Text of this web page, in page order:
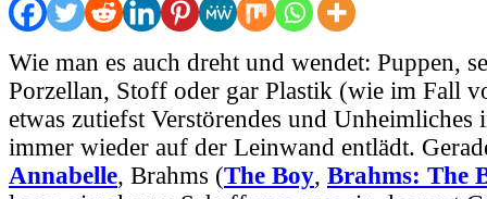
Wie man es auch dreht und wendet: Puppen,
Porzellan, Stoff oder gar Plastik (wie im Fall
etwas zutiefst Verstörendes und Unheimliches
immer wieder auf der Leinwand entlädt.
Annabelle, Brahms (The Boy, Brahms: The